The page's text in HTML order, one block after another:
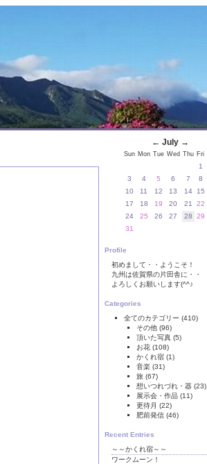
← July →
Sun Mon Tue Wed Thu Fri
1
3
4 5 6 7 8
10
11 12 13 14 15
17
18 19 20 21 22
24
25 26 27 28 29
31
Profile
初めまして・・ようこそ！
九州は佐賀県の片田舎に・・
よろしくお願いします(^^♪
Categories
全てのカテゴリー (410)
その他 (96)
頂いた写真 (5)
お花 (108)
かくれ宿 (1)
音楽 (31)
旅 (67)
想いつれづれ・器 (23)
展示会・作品 (11)
更待月 (22)
肥前発信 (46)
Recent Entries
～～かくれ宿～～
ワークムーン！